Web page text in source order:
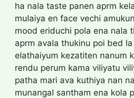
ha nala taste panen aprm
mulaiya en face vechi
mood eriduchi pola ena nala
aprm avala thukinu poi bed
elathaiyum kezatiten nanum
rendu perum kama viliyatu
patha mari ava kuthiya nan
munangal santham ena kola